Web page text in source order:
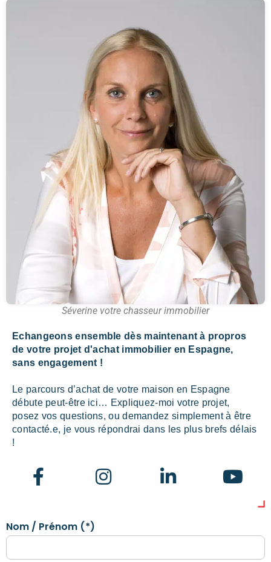
Séverine votre chasseur immobilier
Echangeons ensemble dès maintenant à propros
de votre projet d'achat immobilier en Espagne,
sans engagement !
Le parcours d’achat de votre maison en Espagne
débute peut-être ici… Expliquez-moi votre projet,
posez vos questions, ou demandez simplement à être
contacté.e, je vous répondrai dans les plus brefs délais
!
Nom / Prénom (*)